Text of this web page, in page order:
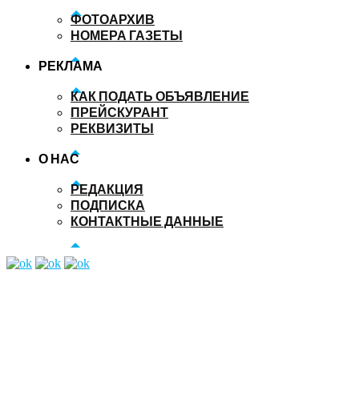
ФОТОАРХИВ
НОМЕРА ГАЗЕТЫ
РЕКЛАМА
КАК ПОДАТЬ ОБЪЯВЛЕНИЕ
ПРЕЙСКУРАНТ
РЕКВИЗИТЫ
О НАС
РЕДАКЦИЯ
ПОДПИСКА
КОНТАКТНЫЕ ДАННЫЕ